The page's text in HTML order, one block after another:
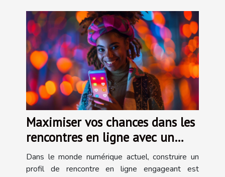
Maximiser vos chances dans les
rencontres en ligne avec un
profil parfait
Dans le monde numérique actuel, construire un
profil de rencontre en ligne engageant est